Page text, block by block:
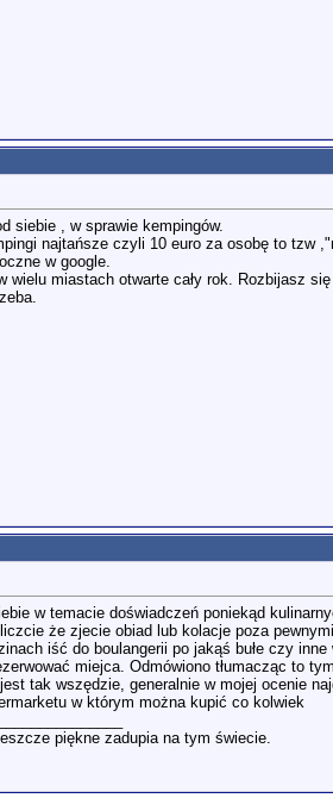
siebie , w sprawie kempingów.
najtańsze czyli 10 euro za osobę to tzw
w google.
wielu miastach otwarte cały rok. Rozbijasz
w temacie doświadczeń poniekąd
że zjecie obiad lub kolacje poza
iść do boulangerii po jakąś bułe czy
miejca. Odmówiono tłumacząc to
tak wszędzie, generalnie w mojej ocenie
w którym można kupić co kolwiek
piękne zadupia na tym świecie.